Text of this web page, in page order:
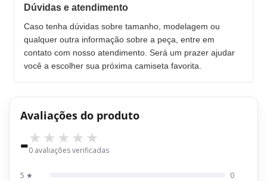
Dúvidas e atendimento
Caso tenha dúvidas sobre tamanho, modelagem ou
qualquer outra informação sobre a peça, entre em
contato com nosso atendimento. Será um prazer ajudar
você a escolher sua próxima camiseta favorita.
Avaliações do produto
-0 avaliações verificadas
5 ★
0